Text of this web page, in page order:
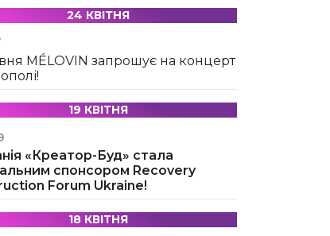
24 КВІТНЯ
MÉLOVIN запрошує на концерт
19 КВІТНЯ
«Креатор-Буд» стала
спонсором Recovery
Forum Ukraine!
18 КВІТНЯ